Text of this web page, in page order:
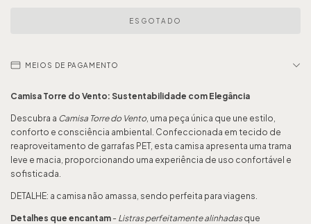
MEIOS DE PAGAMENTO
Camisa Torre do Vento: Sustentabilidade com Elegância
Descubra a Camisa Torre do Vento, uma peça única que une estilo,
conforto e consciência ambiental. Confeccionada em tecido de
reaproveitamento de garrafas PET, esta camisa apresenta uma trama
leve e macia, proporcionando uma experiência de uso confortável e
sofisticada.
DETALHE: a camisa não amassa, sendo perfeita para viagens.
Detalhes que encantam - Listras perfeitamente alinhadasque